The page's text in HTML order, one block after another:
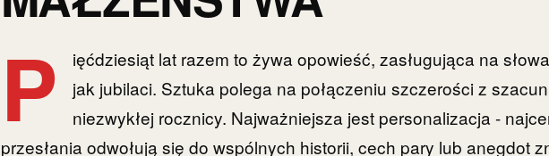
P
ięćdziesiąt lat razem to żywa opowieść, zasługująca na
jak jubilaci. Sztuka polega na połączeniu szczerości z
niezwykłej rocznicy. Najważniejsza jest personalizacja -
przesłania odwołują się do wspólnych historii, cech pary lub anegdot